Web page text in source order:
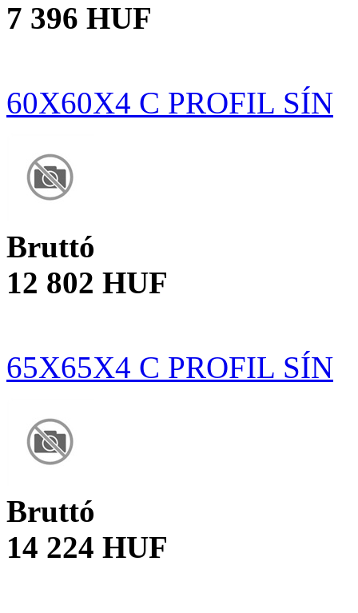
7 396 HUF
60X60X4 C PROFIL SÍN
Bruttó
12 802 HUF
65X65X4 C PROFIL SÍN
Bruttó
14 224 HUF